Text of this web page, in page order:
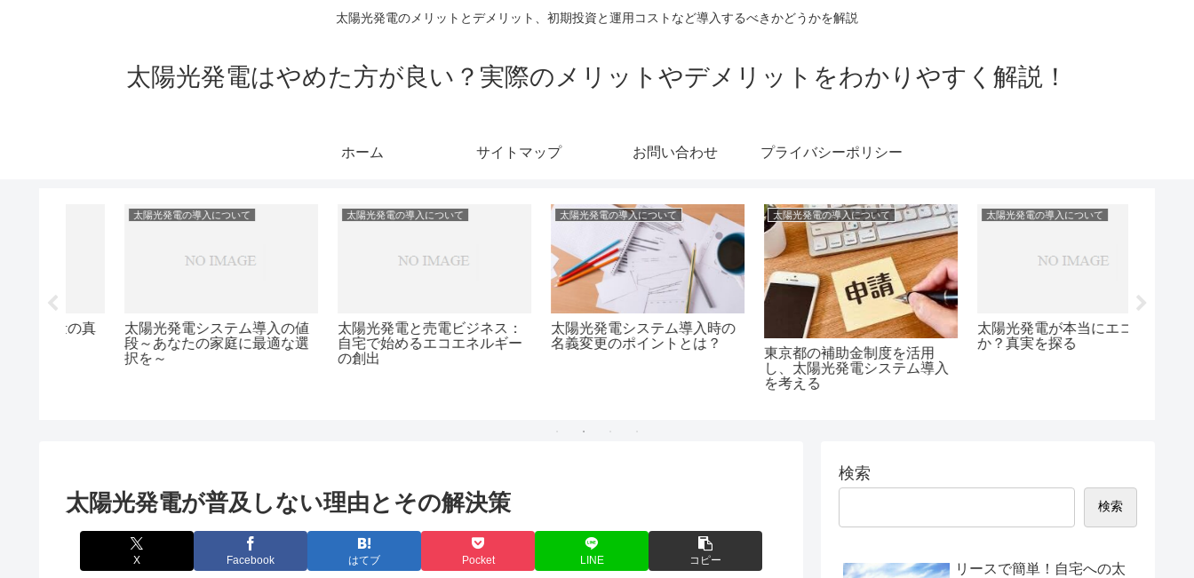
太陽光発電のメリットとデメリット、初期投資と運用コストなど導入するべきかどうかを解説
太陽光発電はやめた方が良い？実際のメリットやデメリットをわかりやすく解説！
ホーム サイトマップ お問い合わせ プライバシーポリシー
太陽光発電の導入について
太陽光発電が本当にエコなの
か？真実を探る
太陽光発電の導入について
価格別！自宅への太陽光発電
システム導入ガイドとパネル
の選び方
太陽光発電の導入について
自宅での太陽光発電導入！設
置費用とそのメリットを詳し
太陽光発電の導入について
自宅の太陽光発電導入で新た
な事業を開拓する！
太陽光発電の導入について
太陽光発電とパワーコンディ
ショナー：エネルギー自給の
鍵
太陽光発電が普及しない理由とその解決策
X Facebook はてブ Pocket LINE コピー
検索
検索
リースで簡単！自宅への太